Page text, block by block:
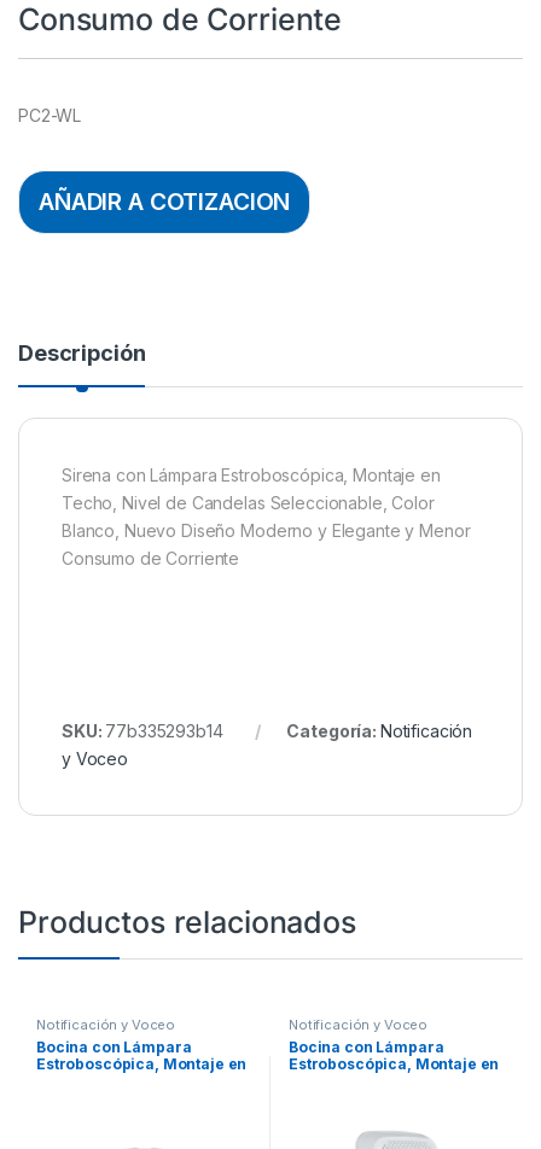
Consumo de Corriente
PC2-WL
AÑADIR A COTIZACION
Descripción
Sirena con Lámpara Estroboscópica, Montaje en
Techo, Nivel de Candelas Seleccionable, Color
Blanco, Nuevo Diseño Moderno y Elegante y Menor
Consumo de Corriente
SKU: 77b335293b14 Categoría: Notificación
y Voceo
Productos relacionados
Notificación y Voceo
Bocina con Lámpara
Estroboscópica, Montaje en
Notificación y Voceo
Bocina con Lámpara
Estroboscópica, Montaje en
Corriente